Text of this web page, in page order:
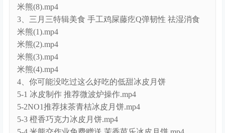
3、三月三特辑美食 手工鸡屎藤疙Q弹韧性 祛湿消食
米熊(1).mp4
米熊(2).mp4
米熊(3).mp4
米熊(4).mp4
4、你可能没吃过这么好吃的低甜冰皮月饼
5-1 冰皮制作 推荐微波炉操作.mp4
5-2NO1推荐抹茶青桔冰皮月饼.mp4
5-3 橙香巧克力冰皮月饼.mp4
5-4 米熊交作业免费赠送 茉香芭乐冰皮月饼.mp4
米熊(5).mp4